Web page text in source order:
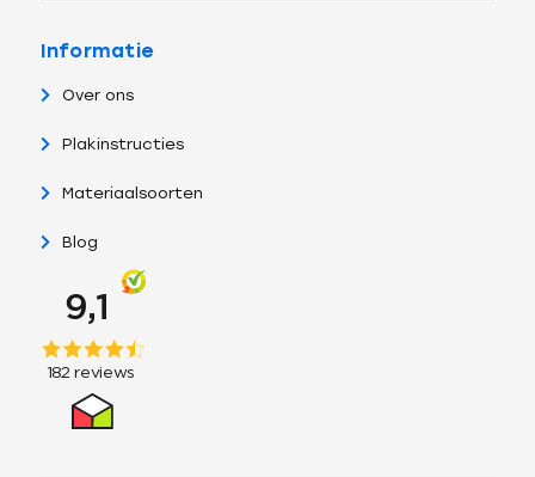
Informatie
Over ons
Plakinstructies
Materiaalsoorten
Blog